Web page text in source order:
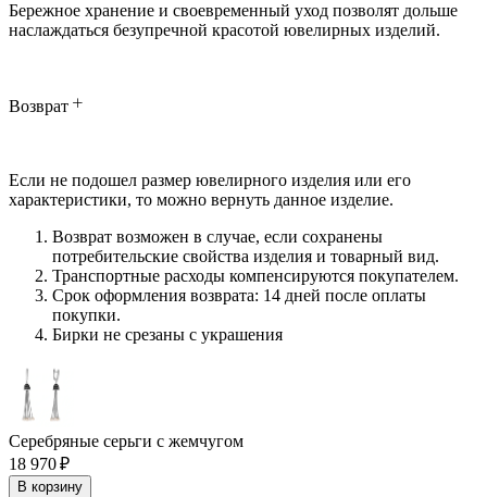
Бережное хранение и своевременный уход позволят дольше
наслаждаться безупречной красотой ювелирных изделий.
Возврат
Если не подошел размер ювелирного изделия или его
характеристики, то можно вернуть данное изделие.
Возврат возможен в случае, если сохранены
потребительские свойства изделия и товарный вид.
Транспортные расходы компенсируются покупателем.
Срок оформления возврата: 14 дней после оплаты
покупки.
Бирки не срезаны с украшения
Серебряные серьги с жемчугом
18 970 ₽
В корзину